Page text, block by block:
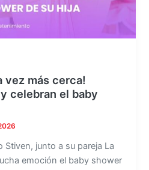
vez más cerca!
celebran el baby
Stiven, junto a su pareja La
emoción el baby shower